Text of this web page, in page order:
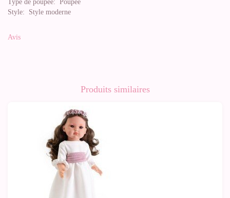
Type de poupée: Poupée
Style: Style moderne
Avis
Produits similaires